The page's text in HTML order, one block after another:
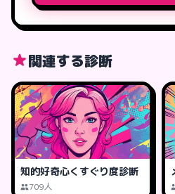
関連する診断
知的好奇心くすぐり度診断
709人